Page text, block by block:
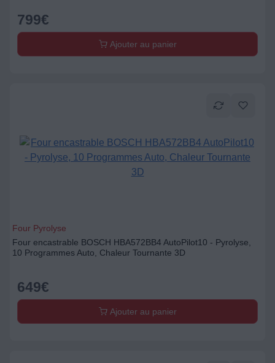
799€
Ajouter au panier
Four Pyrolyse
Four encastrable BOSCH HBA572BB4 AutoPilot10 - Pyrolyse,
10 Programmes Auto, Chaleur Tournante 3D
649€
Ajouter au panier